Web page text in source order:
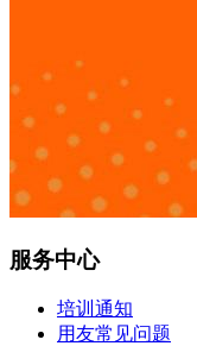
服务中心
培训通知
用友常见问题